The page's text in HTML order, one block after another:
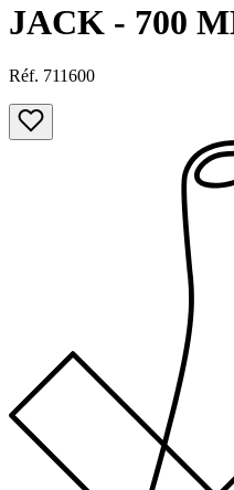
JACK - 700
Réf. 711600